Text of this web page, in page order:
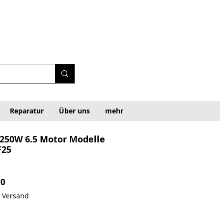
Reparatur Über uns mehr
6.5 Motor Modelle
Sale Price
Versand